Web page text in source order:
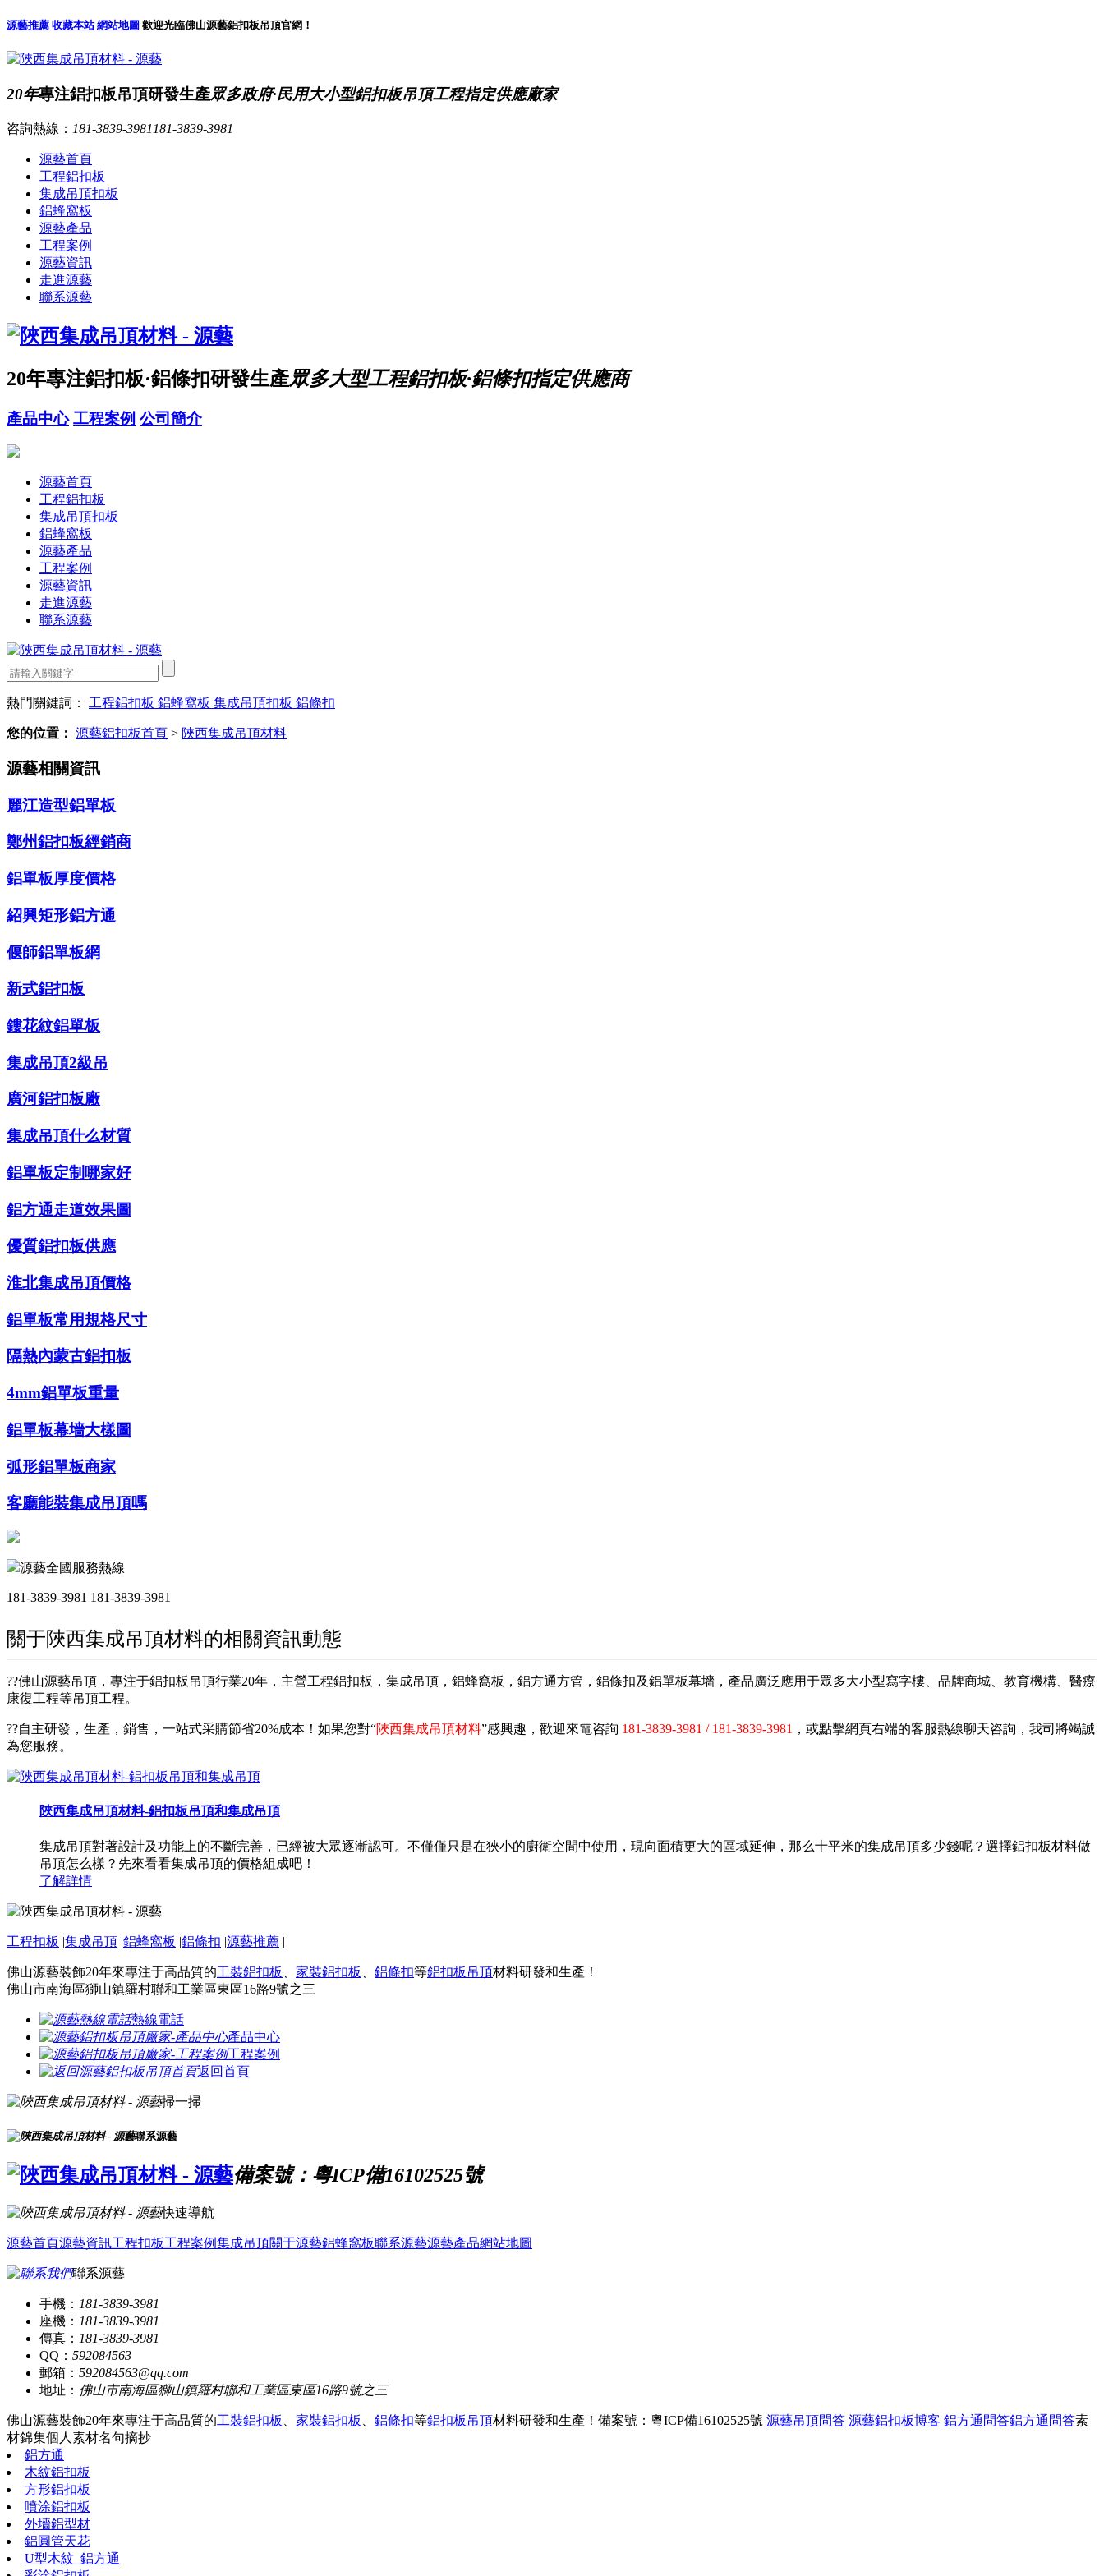
源藝推薦 收藏本站 網站地圖 歡迎光臨佛山源藝鋁扣板吊頂官網！
20年專注鋁扣板吊頂研發生產眾多政府·民用大小型鋁扣板吊頂工程指定供應廠家
咨詢熱線： 181-3839-3981 181-3839-3981
源藝首頁
工程鋁扣板
集成吊頂扣板
鋁蜂窩板
源藝產品
工程案例
源藝資訊
走進源藝
聯系源藝
20年專注鋁扣板·鋁條扣研發生產眾多大型工程鋁扣板·鋁條扣指定供應商
產品中心 工程案例 公司簡介
源藝首頁
工程鋁扣板
集成吊頂扣板
鋁蜂窩板
源藝產品
工程案例
源藝資訊
走進源藝
聯系源藝
熱門關鍵詞： 工程鋁扣板 鋁蜂窩板 集成吊頂扣板 鋁條扣
您的位置： 源藝鋁扣板首頁 > 陜西集成吊頂材料
源藝相關資訊
麗江造型鋁單板
鄭州鋁扣板經銷商
鋁單板厚度價格
紹興矩形鋁方通
偃師鋁單板網
新式鋁扣板
鏤花紋鋁單板
集成吊頂2級吊
廣河鋁扣板廠
集成吊頂什么材質
鋁單板定制哪家好
鋁方通走道效果圖
優質鋁扣板供應
淮北集成吊頂價格
鋁單板常用規格尺寸
隔熱內蒙古鋁扣板
4mm鋁單板重量
鋁單板幕墻大樣圖
弧形鋁單板商家
客廳能裝集成吊頂嗎
源藝全國服務熱線
181-3839-3981 181-3839-3981
關于陜西集成吊頂材料的相關資訊動態
??佛山源藝吊頂，專注于鋁扣板吊頂行業20年，主營工程鋁扣板，集成吊頂，鋁蜂窩板，鋁方通方管，鋁條扣及鋁單板幕墻，產品廣泛應用于眾多大小型寫字樓、品牌商城、教育機構、醫療
康復工程等吊頂工程。
??自主研發，生產，銷售，一站式采購節省20%成本！如果您對“陜西集成吊頂材料”感興趣，歡迎來電咨詢 181-3839-3981 / 181-3839-3981 ，或點擊網頁右端的客服熱線聊天咨詢，我司將竭誠
為您服務。
陜西集成吊頂材料-鋁扣板吊頂和集成吊頂
集成吊頂對著設計及功能上的不斷完善，已經被大眾逐漸認可。不僅僅只是在狹小的廚衛空間中使用，現向面積更大的區域延伸，那么十平米的集成吊頂多少錢呢？選擇鋁扣板材料做
吊頂怎么樣？先來看看集成吊頂的價格組成吧！
了解詳情
工程扣板 |集成吊頂 |鋁蜂窩板 |鋁條扣 |源藝推薦 |
佛山源藝裝飾20年來專注于高品質的工裝鋁扣板 家裝鋁扣板 鋁條扣等鋁扣板吊頂材料研發和生產！
佛山市南海區獅山鎮羅村聯和工業區東區16路9號之三
熱線電話
產品中心
工程案例
返回首頁
掃一掃
聯系源藝
備案號：粵ICP備16102525號
快速導航
源藝首頁源藝資訊工程扣板工程案例集成吊頂關于源藝鋁蜂窩板聯系源藝源藝產品網站地圖
聯系源藝
手機： 181-3839-3981
座機： 181-3839-3981
傳真： 181-3839-3981
QQ： 592084563
郵箱： 592084563@qq.com
地址： 佛山市南海區獅山鎮羅村聯和工業區東區16路9號之三
佛山源藝裝飾20年來專注于高品質的工裝鋁扣板 家裝鋁扣板 鋁條扣等鋁扣板吊頂材料研發和生產！ 備案號：粵ICP備16102525號 源藝吊頂問答 源藝鋁扣板博客 鋁方通問答鋁方通問答素
材錦集個人素材名句摘抄
鋁方通
木紋鋁扣板
方形鋁扣板
噴涂鋁扣板
外墻鋁型材
鋁圓管天花
U型木紋_鋁方通